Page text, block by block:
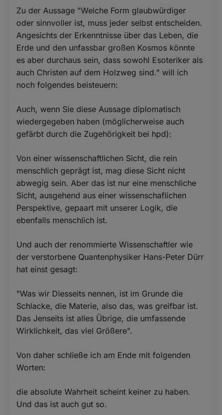
Zu der Aussage "Welche Form glaubwürdiger
oder sinnvoller ist, muss jeder selbst entscheiden.
Angesichts der Erkenntnisse über das Leben, die
Erde und den unfassbar großen Kosmos könnte
es aber durchaus sein, dass sowohl Esoteriker als
auch Christen auf dem Holzweg sind." will ich
noch folgendes beisteuern:
Auch, wenn Sie diese Aussage diplomatisch
wiedergegeben haben (möglicherweise auch
gefärbt durch die Zugehörigkeit bei hpd):
Von einer wissenschaftlichen Sicht, die rein
menschlich geprägt ist, mag diese Sicht nicht
abwegig sein. Aber das ist nur eine menschliche
Sicht, ausgehend aus einer wissenschaflichen
Perspektive, gepaart mit unserer Logik, die
ebenfalls menschlich ist.
Und auch der renommierte Wissenschaftler wie
der verstorbene Quantenphysiker Hans-Peter Dürr
hat einst gesagt:
"Was wir Diesseits nennen, ist im Grunde die
Schlacke, die Materie, also das, was greifbar ist.
Das Jenseits ist alles Übrige, die umfassende
Wirklichkeit, das viel Größere".
Von daher schließe ich am Ende mit folgenden
Worten:
die absolute Wahrheit scheint keiner zu haben.
Und das ist auch gut so.